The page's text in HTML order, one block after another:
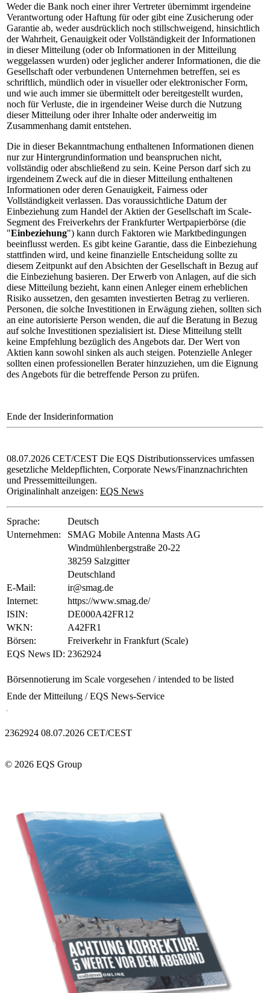
Weder die Bank noch einer ihrer Vertreter übernimmt irgendeine
Verantwortung oder Haftung für oder gibt eine Zusicherung oder
Garantie ab, weder ausdrücklich noch stillschweigend, hinsichtlich
der Wahrheit, Genauigkeit oder Vollständigkeit der Informationen
in dieser Mitteilung (oder ob Informationen in der Mitteilung
weggelassen wurden) oder jeglicher anderer Informationen, die die
Gesellschaft oder verbundenen Unternehmen betreffen, sei es
schriftlich, mündlich oder in visueller oder elektronischer Form,
und wie auch immer sie übermittelt oder bereitgestellt wurden,
noch für Verluste, die in irgendeiner Weise durch die Nutzung
dieser Mitteilung oder ihrer Inhalte oder anderweitig im
Zusammenhang damit entstehen.
Die in dieser Bekanntmachung enthaltenen Informationen dienen
nur zur Hintergrundinformation und beanspruchen nicht,
vollständig oder abschließend zu sein. Keine Person darf sich zu
irgendeinem Zweck auf die in dieser Mitteilung enthaltenen
Informationen oder deren Genauigkeit, Fairness oder
Vollständigkeit verlassen. Das voraussichtliche Datum der
Einbeziehung zum Handel der Aktien der Gesellschaft im Scale-
Segment des Freiverkehrs der Frankfurter Wertpapierbörse (die
"Einbeziehung") kann durch Faktoren wie Marktbedingungen
beeinflusst werden. Es gibt keine Garantie, dass die Einbeziehung
stattfinden wird, und keine finanzielle Entscheidung sollte zu
diesem Zeitpunkt auf den Absichten der Gesellschaft in Bezug auf
die Einbeziehung basieren. Der Erwerb von Anlagen, auf die sich
diese Mitteilung bezieht, kann einen Anleger einem erheblichen
Risiko aussetzen, den gesamten investierten Betrag zu verlieren.
Personen, die solche Investitionen in Erwägung ziehen, sollten sich
an eine autorisierte Person wenden, die auf die Beratung in Bezug
auf solche Investitionen spezialisiert ist. Diese Mitteilung stellt
keine Empfehlung bezüglich des Angebots dar. Der Wert von
Aktien kann sowohl sinken als auch steigen. Potenzielle Anleger
sollten einen professionellen Berater hinzuziehen, um die Eignung
des Angebots für die betreffende Person zu prüfen.
Ende der Insiderinformation
08.07.2026 CET/CEST Die EQS Distributionsservices umfassen
gesetzliche Meldepflichten, Corporate News/Finanznachrichten
und Pressemitteilungen.
Originalinhalt anzeigen: EQS News
Sprache:
Deutsch
Unternehmen:
SMAG Mobile Antenna Masts AG
Windmühlenbergstraße 20-22
38259 Salzgitter
Deutschland
E-Mail:
ir@smag.de
Internet:
https://www.smag.de/
ISIN:
DE000A42FR12
WKN:
A42FR1
Börsen:
Freiverkehr in Frankfurt (Scale)
EQS News ID: 2362924
Börsennotierung im Scale vorgesehen / intended to be listed
Ende der Mitteilung / EQS News-Service
2362924 08.07.2026 CET/CEST
© 2026 EQS Group